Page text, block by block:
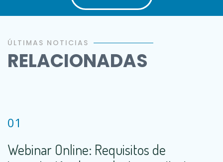
ÚLTIMAS NOTICIAS
RELACIONADAS
01
Webinar Online: Requisitos de